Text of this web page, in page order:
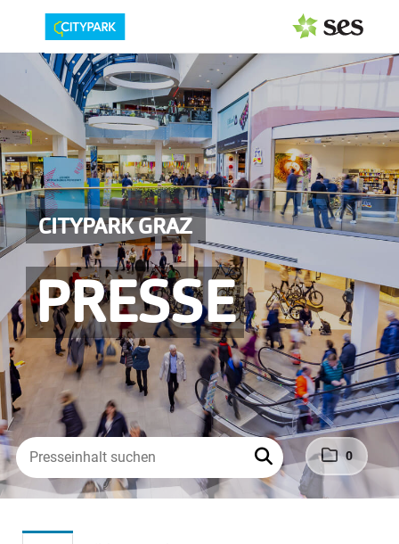
0
CITYPARK GRAZ
PRESSE
PRESSEAUSSENDUNGEN
Center & Marken
Events
Services
MEDIAGALERIE
PRESSEKONTAKT